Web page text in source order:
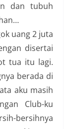
dan tubuh
uang 2 juta
disertai
tua itu lagi.
berada di
aku masih
Club-ku
bersihnya